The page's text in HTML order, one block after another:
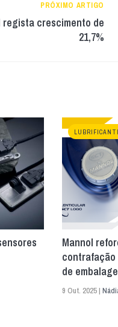
PRÓXIMO ARTIGO
crescimento de
21,7%
Mannol
contrafação
de
9 Out. 2025 |